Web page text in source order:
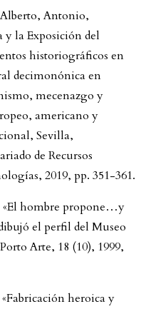
Antonio,
la Exposición del
historiográficos en
decimonónica en
mecenazgo y
americano y
Sevilla,
de Recursos
2019, pp. 351-361.
«El hombre propone…y
el perfil del Museo
Arte, 18 (10), 1999,
heroica y